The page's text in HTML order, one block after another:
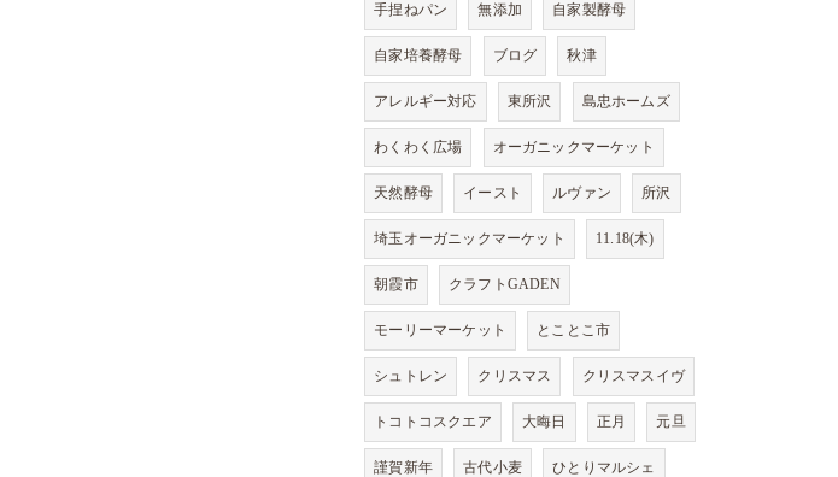
手捏ねパン 無添加 自家製酵母
自家培養酵母 ブログ 秋津
アレルギー対応 東所沢 島忠ホームズ
わくわく広場 オーガニックマーケット
天然酵母 イースト ルヴァン 所沢
埼玉オーガニックマーケット 11.18(木)
朝霞市 クラフトGADEN
モーリーマーケット とことこ市
シュトレン クリスマス クリスマスイヴ
トコトコスクエア 大晦日 正月 元旦
謹賀新年 古代小麦 ひとりマルシェ